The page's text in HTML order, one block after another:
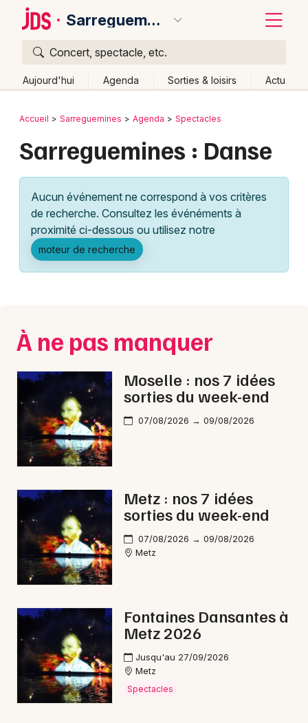
Sarreguemines
Concert, spectacle, etc.
Aujourd'hui Agenda Sorties & loisirs Actu
Publier un événement
Grands événements
Activité & Expérience
Manifestations
Spectacles
Concerts
Sports
Soirées
Sorties famille
Expos
Sorties & loisirs
Danse en Moselle
Danse dans le Grand Est
Bordeaux
Lille
Lyon
Marseille
Nantes
Nice
Paris
Strasbourg
Toulouse
Retour
Accueil Sarreguemines Agenda Spectacles
Sarreguemines : Danse
Aucun événement ne correspond à vos critères
de recherche. Consultez les événéments à
proximité ci-dessous ou utilisez notre
moteur de recherche
À ne pas manquer
Moselle : nos 7 idées
sorties du week-end
07/08/2026 → 09/08/2026
Metz : nos 7 idées
sorties du week-end
07/08/2026 → 09/08/2026
Metz
Fontaines Dansantes à
Metz 2026
Jusqu'au 27/09/2026
Metz
Spectacles
Quoi ?
Où ?
Partout
Près de moi Changer de lieu
Quand ?
Ce week-end